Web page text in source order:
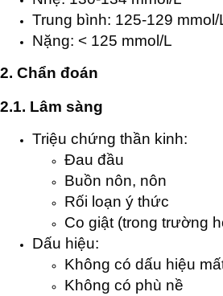
Trung bình: 125-129 mmol/
Nặng: < 125 mmol/L
2. Chẩn đoán
2.1. Lâm sàng
Triệu chứng thần kinh:
Đau đầu
Buồn nôn, nôn
Rối loạn ý thức
Co giật (trong trường
Dấu hiệu:
Không có dấu hiệu
Không có phù nề